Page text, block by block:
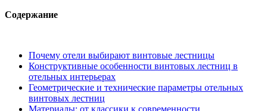
Содержание
Почему отели выбирают винтовые лестницы
Конструктивные особенности винтовых лестниц в
отельных интерьерах
Геометрические и технические параметры отельных
винтовых лестниц
Материалы: от классики к современности